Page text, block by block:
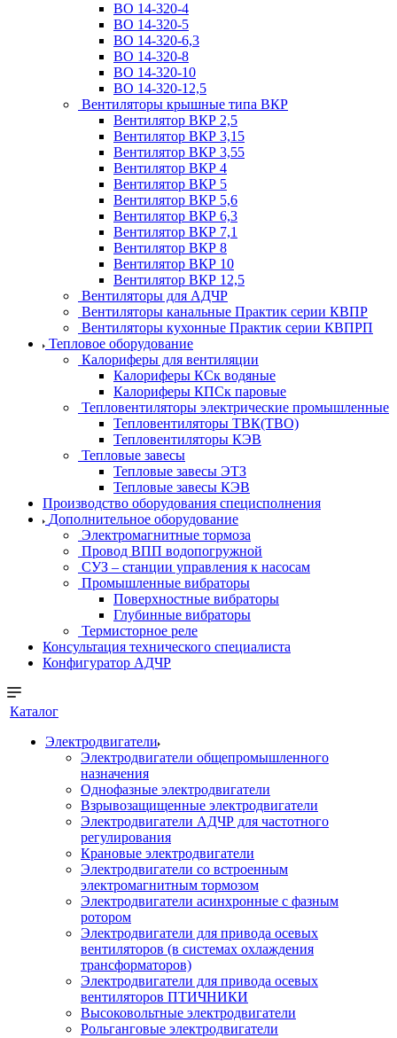
ВО 14-320-4
ВО 14-320-5
ВО 14-320-6,3
ВО 14-320-8
ВО 14-320-10
ВО 14-320-12,5
Вентиляторы крышные типа ВКР
Вентилятор ВКР 2,5
Вентилятор ВКР 3,15
Вентилятор ВКР 3,55
Вентилятор ВКР 4
Вентилятор ВКР 5
Вентилятор ВКР 5,6
Вентилятор ВКР 6,3
Вентилятор ВКР 7,1
Вентилятор ВКР 8
Вентилятор ВКР 10
Вентилятор ВКР 12,5
Вентиляторы для АДЧР
Вентиляторы канальные Практик серии КВПР
Вентиляторы кухонные Практик серии КВПРП
Тепловое оборудование
Калориферы для вентиляции
Калориферы КСк водяные
Калориферы КПСк паровые
Тепловентиляторы электрические промышленные
Тепловентиляторы ТВК(ТВО)
Тепловентиляторы КЭВ
Тепловые завесы
Тепловые завесы ЭТЗ
Тепловые завесы КЭВ
Производство оборудования специсполнения
Дополнительное оборудование
Электромагнитные тормоза
Провод ВПП водопогружной
СУЗ – станции управления к насосам
Промышленные вибраторы
Поверхностные вибраторы
Глубинные вибраторы
Термисторное реле
Консультация технического специалиста
Конфигуратор АДЧР
Каталог
Электродвигатели
Электродвигатели общепромышленного
назначения
Однофазные электродвигатели
Взрывозащищенные электродвигатели
Электродвигатели АДЧР для частотного
регулирования
Крановые электродвигатели
Электродвигатели со встроенным
электромагнитным тормозом
Электродвигатели асинхронные с фазным
ротором
Электродвигатели для привода осевых
вентиляторов (в системах охлаждения
трансформаторов)
Электродвигатели для привода осевых
вентиляторов ПТИЧНИКИ
Высоковольтные электродвигатели
Рольганговые электродвигатели